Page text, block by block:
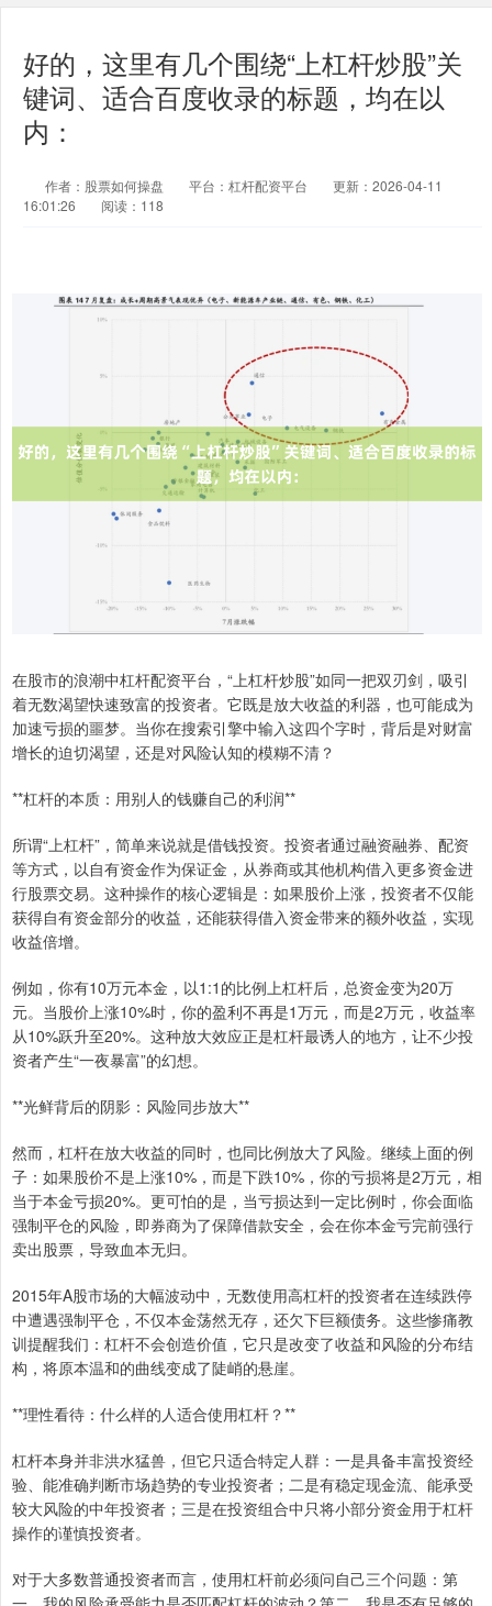
好的，这里有几个围绕“上杠杆炒股”关
键词、适合百度收录的标题，均在以
内：
作者：股票如何操盘 平台：杠杆配资平台
更新：2026-04-11
16:01:26
阅读：118
在股市的浪潮中杠杆配资平台，“上杠杆炒股”如同一把双刃剑，吸引
着无数渴望快速致富的投资者。它既是放大收益的利器，也可能成为
加速亏损的噩梦。当你在搜索引擎中输入这四个字时，背后是对财富
增长的迫切渴望，还是对风险认知的模糊不清？
**杠杆的本质：用别人的钱赚自己的利润**
所谓“上杠杆”，简单来说就是借钱投资。投资者通过融资融券、配资
等方式，以自有资金作为保证金，从券商或其他机构借入更多资金进
行股票交易。这种操作的核心逻辑是：如果股价上涨，投资者不仅能
获得自有资金部分的收益，还能获得借入资金带来的额外收益，实现
收益倍增。
例如，你有10万元本金，以1:1的比例上杠杆后，总资金变为20万
元。当股价上涨10%时，你的盈利不再是1万元，而是2万元，收益率
从10%跃升至20%。这种放大效应正是杠杆最诱人的地方，让不少投
资者产生“一夜暴富”的幻想。
**光鲜背后的阴影：风险同步放大**
然而，杠杆在放大收益的同时，也同比例放大了风险。继续上面的例
子：如果股价不是上涨10%，而是下跌10%，你的亏损将是2万元，相
当于本金亏损20%。更可怕的是，当亏损达到一定比例时，你会面临
强制平仓的风险，即券商为了保障借款安全，会在你本金亏完前强行
卖出股票，导致血本无归。
2015年A股市场的大幅波动中，无数使用高杠杆的投资者在连续跌停
中遭遇强制平仓，不仅本金荡然无存，还欠下巨额债务。这些惨痛教
训提醒我们：杠杆不会创造价值，它只是改变了收益和风险的分布结
构，将原本温和的曲线变成了陡峭的悬崖。
**理性看待：什么样的人适合使用杠杆？**
杠杆本身并非洪水猛兽，但它只适合特定人群：一是具备丰富投资经
验、能准确判断市场趋势的专业投资者；二是有稳定现金流、能承受
较大风险的中年投资者；三是在投资组合中只将小部分资金用于杠杆
操作的谨慎投资者。
对于大多数普通投资者而言，使用杠杆前必须问自己三个问题：第